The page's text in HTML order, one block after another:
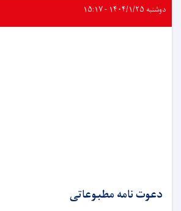
دوشنبه ۱۴۰۴/۱/۲۵ - ۱۵:۱۷
دعوت نامه مطبوعاتی